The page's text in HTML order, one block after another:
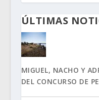
ÚLTIMAS
MIGUEL, NACHO Y
DEL CONCURSO DE